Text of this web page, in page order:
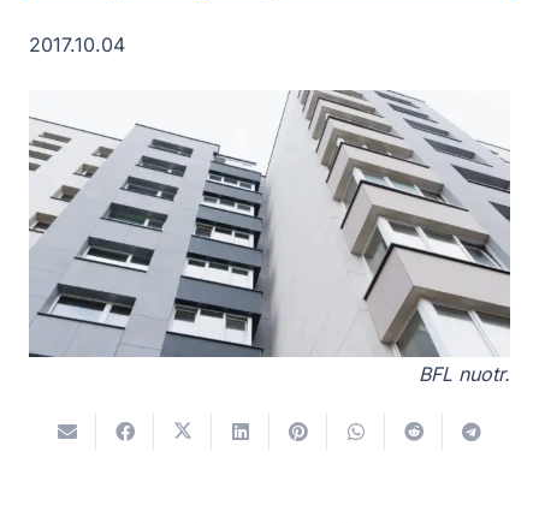
2017.10.04
BFL nuotr.